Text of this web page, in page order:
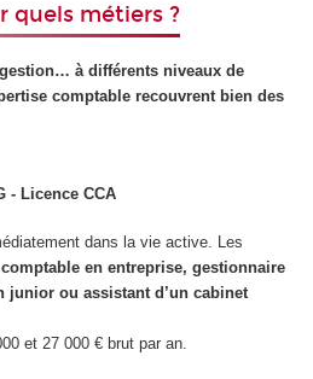
quels métiers ?
à différents niveaux de
comptable recouvrent bien des
- Licence CCA
dans la vie active. Les
comptable en entreprise, gestionnaire
junior ou assistant d’un cabinet
et 27 000 € brut par an.